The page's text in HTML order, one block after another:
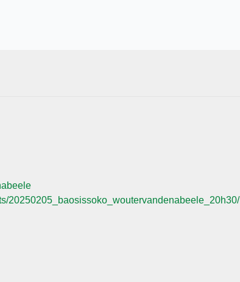
20250205_baosissoko_woutervandenabeele_20h30/